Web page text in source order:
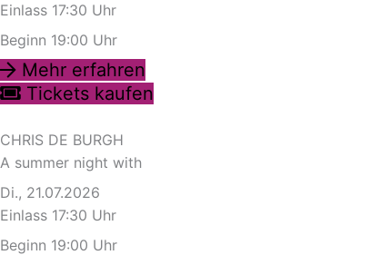
Einlass 17:30 Uhr
Beginn 19:00 Uhr
Mehr erfahren
Tickets kaufen
CHRIS DE BURGH
A summer night with
Di., 21.07.2026
Einlass 17:30 Uhr
Beginn 19:00 Uhr